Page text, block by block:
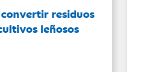
residuos
leñosos